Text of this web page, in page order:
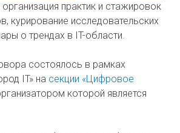
практик и стажировок
курирование исследовательских
о трендах в IT-области.
состоялось в рамках
IT» на секции «Цифровое
которой является